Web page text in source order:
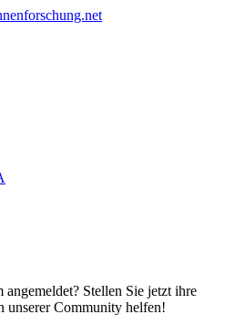
Stellen Sie jetzt ihre
unserer Community helfen!